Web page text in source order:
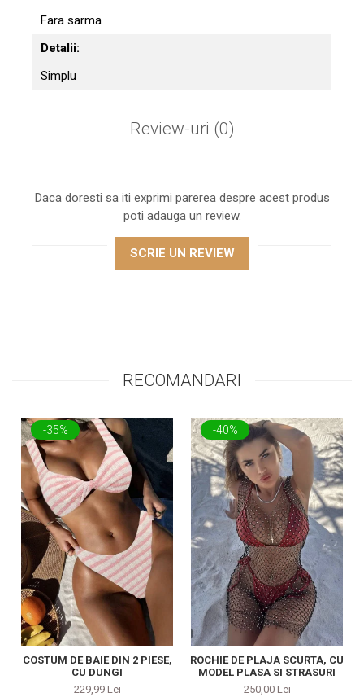
Fara sarma
Detalii:
Simplu
Review-uri (0)
Daca doresti sa iti exprimi parerea despre acest produs
poti adauga un review.
SCRIE UN REVIEW
RECOMANDARI
-35%
COSTUM DE BAIE DIN 2 PIESE,
CU DUNGI
229,99 Lei
-40%
ROCHIE DE PLAJA SCURTA, CU
MODEL PLASA SI STRASURI
250,00 Lei